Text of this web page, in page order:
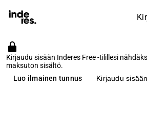
Kirjaudu sisään Inderes Free -tilillesi
maksuton sisältö.
Luo ilmainen tunnus
Kirjaudu sisään